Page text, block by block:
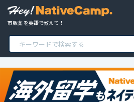
市販薬 を英語で教えて！